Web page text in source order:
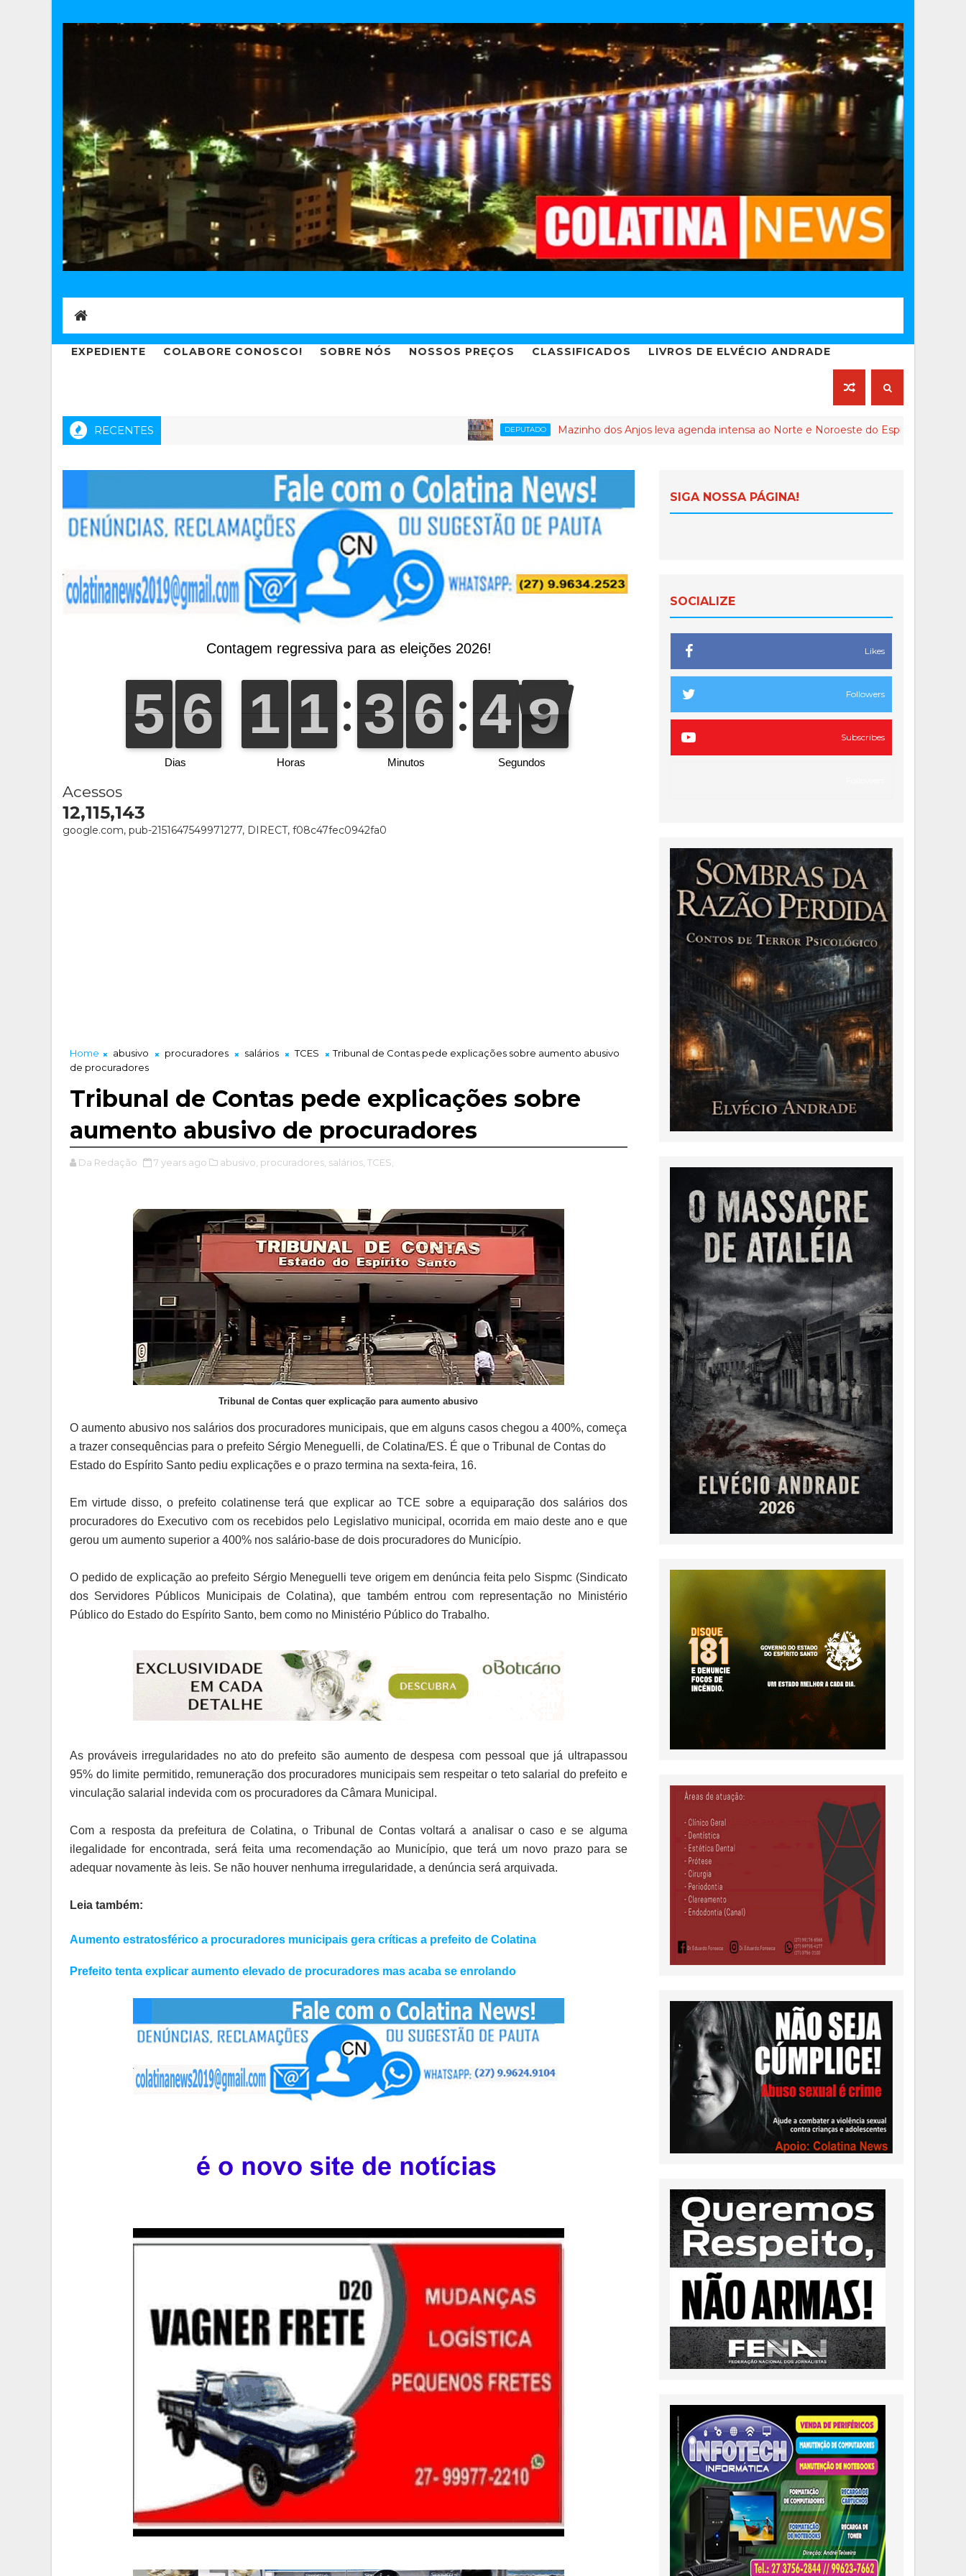
EXPEDIENTE COLABORE CONOSCO! SOBRE NÓS NOSSOS PREÇOS CLASSIFICADOS LIVROS DE ELVÉCIO ANDRADE
RECENTES DEPUTADO Mazinho dos Anjos leva agenda intensa ao Norte e Noroeste do Espírito Santo
Acessos
12,115,143
google.com, pub-2151647549971277, DIRECT, f08c47fec0942fa0
Home abusivo procuradores salários TCES
Tribunal de Contas pede explicações sobre aumento abusivo
de procuradores
Tribunal de Contas pede explicações sobre
aumento abusivo de procuradores
Da Redação 7 years ago abusivo, procuradores, salários, TCES,
Tribunal de Contas quer explicação para aumento abusivo
O aumento abusivo nos salários dos procuradores municipais, que em alguns casos chegou a 400%, começa
a trazer consequências para o prefeito Sérgio Meneguelli, de Colatina/ES. É que o Tribunal de Contas do
Estado do Espírito Santo pediu explicações e o prazo termina na sexta-feira, 16.
Em virtude disso, o prefeito colatinense terá que explicar ao TCE sobre a equiparação dos salários dos
procuradores do Executivo com os recebidos pelo Legislativo municipal, ocorrida em maio deste ano e que
gerou um aumento superior a 400% nos salário-base de dois procuradores do Município.
O pedido de explicação ao prefeito Sérgio Meneguelli teve origem em denúncia feita pelo Sispmc (Sindicato
dos Servidores Públicos Municipais de Colatina), que também entrou com representação no Ministério
Público do Estado do Espírito Santo, bem como no Ministério Público do Trabalho.
As prováveis irregularidades no ato do prefeito são aumento de despesa com pessoal que já ultrapassou
95% do limite permitido, remuneração dos procuradores municipais sem respeitar o teto salarial do prefeito e
vinculação salarial indevida com os procuradores da Câmara Municipal.
Com a resposta da prefeitura de Colatina, o Tribunal de Contas voltará a analisar o caso e se alguma
ilegalidade for encontrada, será feita uma recomendação ao Município, que terá um novo prazo para se
adequar novamente às leis. Se não houver nenhuma irregularidade, a denúncia será arquivada.
Leia também:
Aumento estratosférico a procuradores municipais gera críticas a prefeito de Colatina
Prefeito tenta explicar aumento elevado de procuradores mas acaba se enrolando
SIGA NOSSA PÁGINA!
SOCIALIZE
Likes
Followers
Subscribes